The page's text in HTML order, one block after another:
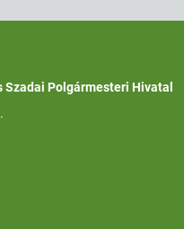
Szadai Polgármesteri Hivatal